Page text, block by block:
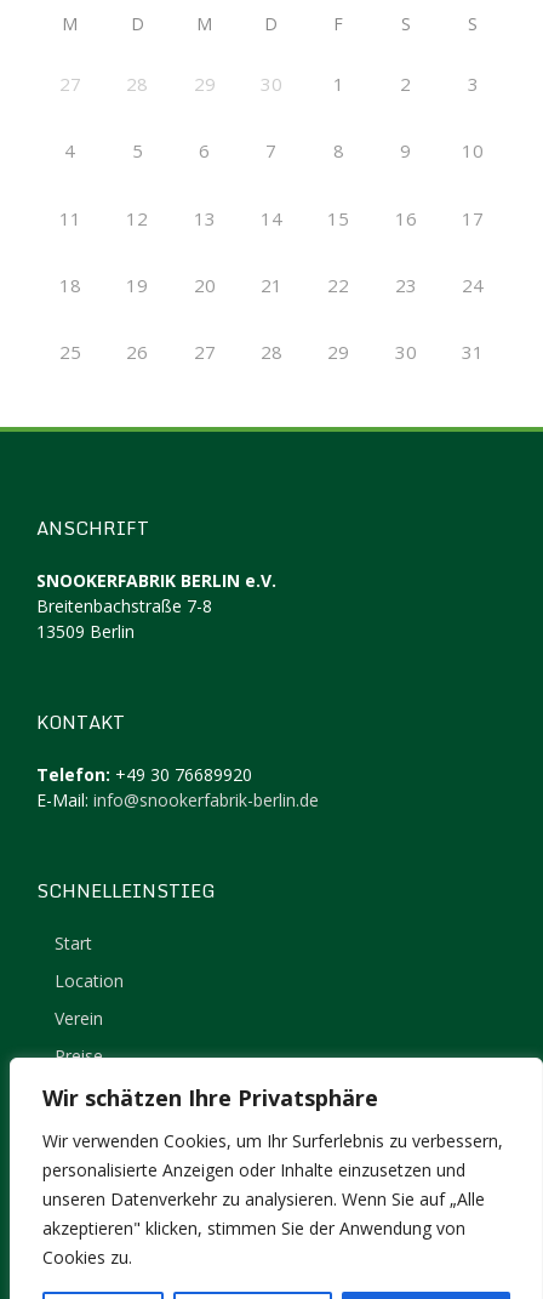
Wir schätzen Ihre Privatsphäre
Wir verwenden Cookies, um Ihr Surferlebnis zu verbessern,
personalisierte Anzeigen oder Inhalte einzusetzen und
unseren Datenverkehr zu analysieren. Wenn Sie auf „Alle
akzeptieren" klicken, stimmen Sie der Anwendung von
Cookies zu.
M D M D F S S
27 28 29 30 1 2 3
4 5 6 7 8 9 10
11 12 13 14 15 16 17
18 19 20 21 22 23 24
25 26 27 28 29 30 31
ANSCHRIFT
SNOOKERFABRIK BERLIN e.V.
Breitenbachstraße 7-8
13509 Berlin
KONTAKT
Telefon: +49 30 76689920
E-Mail: info@snookerfabrik-berlin.de
SCHNELLEINSTIEG
Start
Location
Verein
Preise
Kontakt
Impressum
Datenschutz